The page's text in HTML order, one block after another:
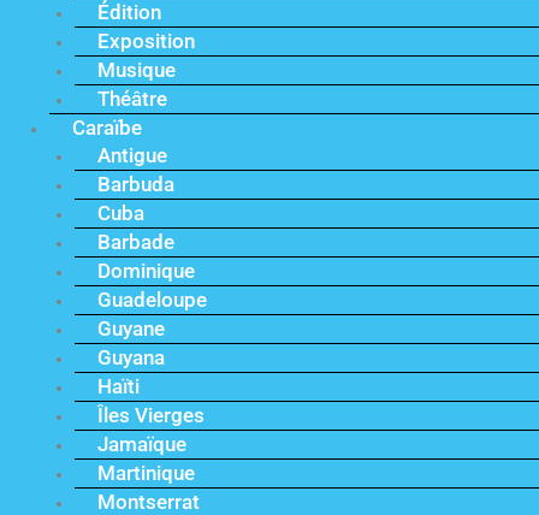
Édition
Exposition
Musique
Théâtre
Caraïbe
Antigue
Barbuda
Cuba
Barbade
Dominique
Guadeloupe
Guyane
Guyana
Haïti
Îles Vierges
Jamaïque
Martinique
Montserrat